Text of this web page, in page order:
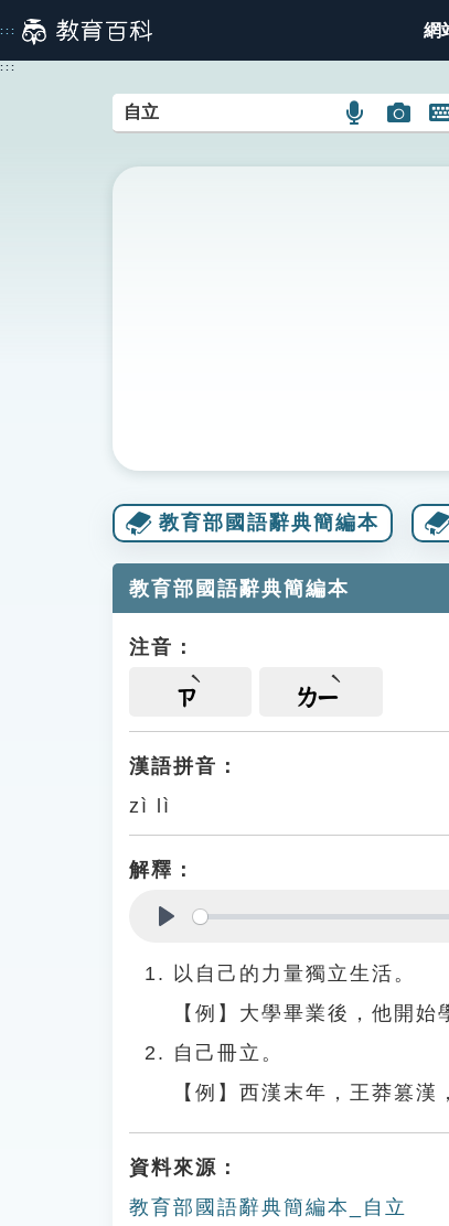
到
主
::: 網
:::
語
搜
圖
搜
教育部國語辭典簡編本
教育部國語辭典簡編本
注音：
ㄗ ㄌㄧ
漢語拼音：
zì lì
解釋：
以自己的力量獨立生活。
【例】大學畢業後，他開始
自己冊立。
【例】西漢末年，王莽篡漢
資料來源：
教育部國語辭典簡編本_自立